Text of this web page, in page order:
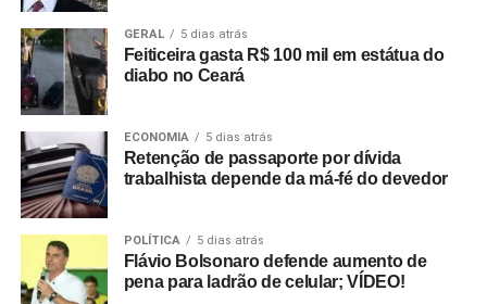
GERAL 5 dias atrás
Feiticeira gasta R$ 100 mil em estátua do
diabo no Ceará
ECONOMIA 5 dias atrás
Retenção de passaporte por dívida
trabalhista depende da má-fé do devedor
POLÍTICA 5 dias atrás
Flávio Bolsonaro defende aumento de
pena para ladrão de celular; VÍDEO!